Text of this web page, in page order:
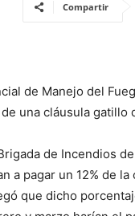
Compartir
de Manejo del
una cláusula gatillo
de Incendios
a pagar un 12% de
que dicho